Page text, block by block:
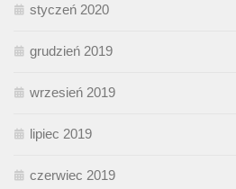
styczeń 2020
grudzień 2019
wrzesień 2019
lipiec 2019
czerwiec 2019